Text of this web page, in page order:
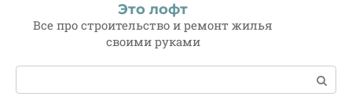
Это лофт
Все про строительство и ремонт жилья
своими руками
Поиск: